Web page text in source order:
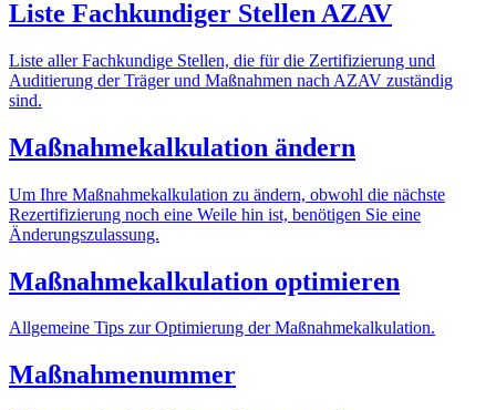
Liste Fachkundiger Stellen AZAV
Liste aller Fachkundige Stellen, die für die Zertifizierung und
Auditierung der Träger und Maßnahmen nach AZAV zuständig
sind.
Maßnahmekalkulation ändern
Um Ihre Maßnahmekalkulation zu ändern, obwohl die nächste
Rezertifizierung noch eine Weile hin ist, benötigen Sie eine
Änderungszulassung.
Maßnahmekalkulation optimieren
Allgemeine Tips zur Optimierung der Maßnahmekalkulation.
Maßnahmenummer